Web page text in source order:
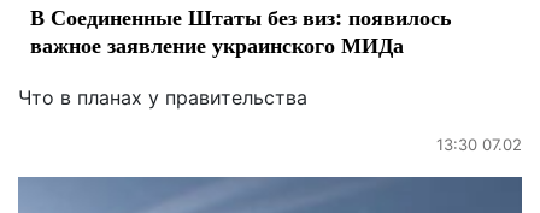
В Соединенные Штаты без виз: появилось
важное заявление украинского МИДа
Что в планах у правительства
13:30 07.02